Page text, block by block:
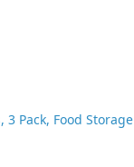
Pack, Food